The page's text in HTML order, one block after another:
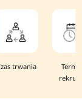
trwania